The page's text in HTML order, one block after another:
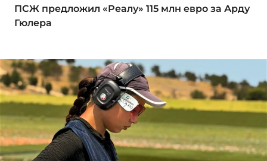
ПСЖ предложил «Реалу» 115 млн евро за Арду
Гюлера